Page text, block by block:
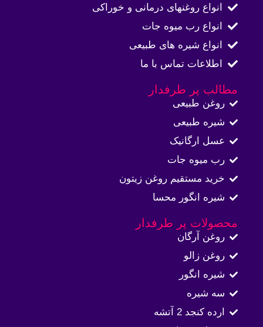
انواع روغنهای درمانی و خوراکی
انواع رب میوه جات
انواع شیره های طبیعی
اطلاعات تماس با ما​
مطالب پر طرفدار
روغن طبیعی
شیره طبیعی
عسل ارگانیک
رب میوه جات
خرید مستقیم روغن زیتون
شیره انگور محسا
محصولات پر طرفدار
روغن آرگان
روغن زالو
شیره انگور
سه شیره
ارده کنجد 2 آتشه